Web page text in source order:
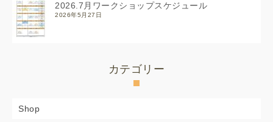
2026.7月ワークショップスケジュール
2026年5月27日
カテゴリー
Shop